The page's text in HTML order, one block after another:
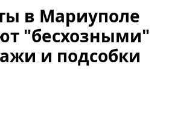
в Мариуполе
"бесхозными"
и подсобки